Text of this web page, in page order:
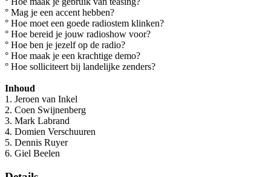
° Mag je een accent hebben?
° Hoe moet een goede radiostem klinken?
° Hoe bereid je jouw radioshow voor?
° Hoe ben je jezelf op de radio?
° Hoe maak je een krachtige demo?
° Hoe solliciteert bij landelijke zenders?
Inhoud
1. Jeroen van Inkel
2. Coen Swijnenberg
3. Mark Labrand
4. Domien Verschuuren
5. Dennis Ruyer
6. Giel Beelen